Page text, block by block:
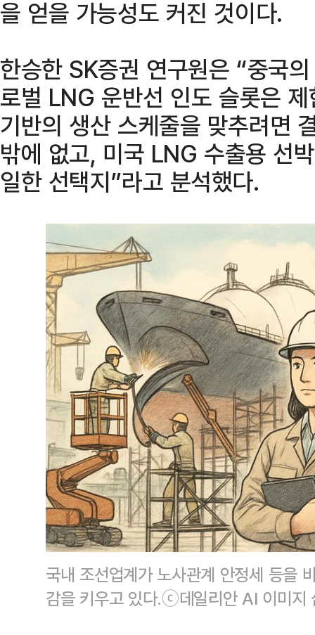
을 얻을 가능성도 커진 것이다.
한승한 SK증권 연구원은 “중국
로벌 LNG 운반선 인도 슬롯은
기반의 생산 스케줄을 맞추려면
밖에 없고, 미국 LNG 수출용 선
일한 선택지”라고 분석했다.
국내 조선업계가 노사관계 안정세 등을
감을 키우고 있다.ⓒ데일리안 AI 이미지